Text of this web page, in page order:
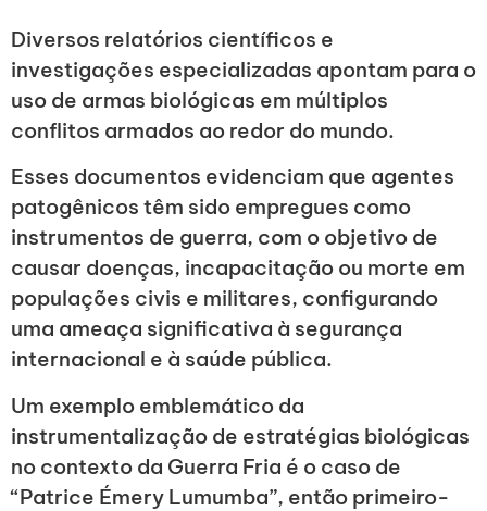
Diversos relatórios científicos e
investigações especializadas apontam para o
uso de armas biológicas em múltiplos
conflitos armados ao redor do mundo.
Esses documentos evidenciam que agentes
patogênicos têm sido empregues como
instrumentos de guerra, com o objetivo de
causar doenças, incapacitação ou morte em
populações civis e militares, configurando
uma ameaça significativa à segurança
internacional e à saúde pública.
Um exemplo emblemático da
instrumentalização de estratégias biológicas
no contexto da Guerra Fria é o caso de
“Patrice Émery Lumumba”, então primeiro-